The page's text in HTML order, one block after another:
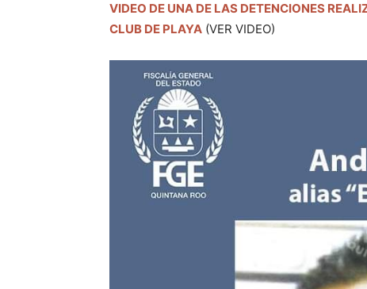
VIDEO DE UNA DE LAS DETENCIONES
CLUB DE PLAYA (VER VIDEO)